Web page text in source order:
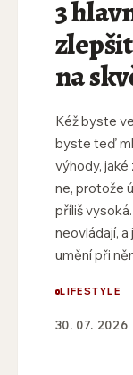
3
na
Kéž byste
byste teď
výhody,
ne, protože
příliš
neovládají, a
umění při
LIFESTYLE
30. 07. 2026